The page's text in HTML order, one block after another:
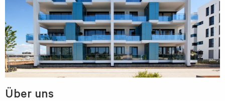
Über uns